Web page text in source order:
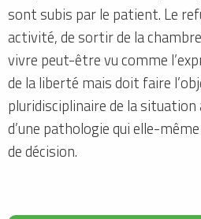
sont subis par le patient. Le
activité, de sortir de la
vivre peut-être vu comme
de la liberté mais doit faire
pluridisciplinaire de la situation
d’une pathologie qui elle-
de décision.